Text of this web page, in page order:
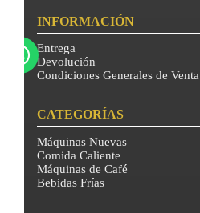
INFORMACIÓN
Entrega
Devolución
Condiciones Generales de Venta
CATEGORÍAS
Máquinas Nuevas
Comida Caliente
Máquinas de Café
Bebidas Frías